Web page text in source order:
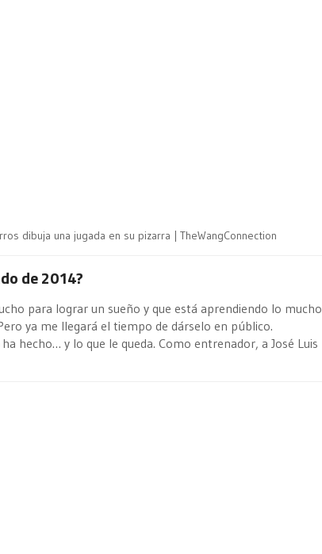
dibuja una jugada en su pizarra | TheWangConnection
de 2014?
para lograr un sueño y que está aprendiendo lo mucho
ya me llegará el tiempo de dárselo en público.
hecho… y lo que le queda. Como entrenador, a José Luis